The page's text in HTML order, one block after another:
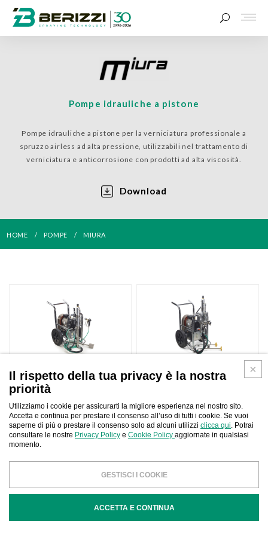
MIURA
Pompe idrauliche a pistone
Pompe idrauliche a pistone per la verniciatura professionale a
spruzzo airless ad alta pressione, utilizzabili nel trattamento di
verniciatura e anticorrosione con prodotti ad alta viscosità.
Download
HOME POMPE MIURA
Il rispetto della tua privacy è la nostra
priorità
Utilizziamo i cookie per assicurarti la migliore esperienza nel nostro sito.
Accetta e continua per prestare il consenso all’uso di tutti i cookie. Se vuoi
saperne di più o prestare il consenso solo ad alcuni utilizzi clicca qui. Potrai
consultare le nostre Privacy Policy e Cookie Policy aggiornate in qualsiasi
momento.
GESTISCI I COOKIE
ACCETTA E CONTINUA